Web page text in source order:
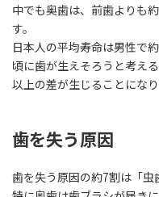
中でも奥歯は、前歯よりも
す。
日本人の平均寿命は男性で
頃に歯が生えそろうと考え
以上の差が生じることになり
歯を失う原因
歯を失う原因の約7割は「虫